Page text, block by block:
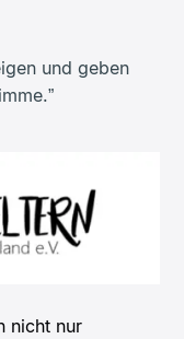
und geben
nicht nur